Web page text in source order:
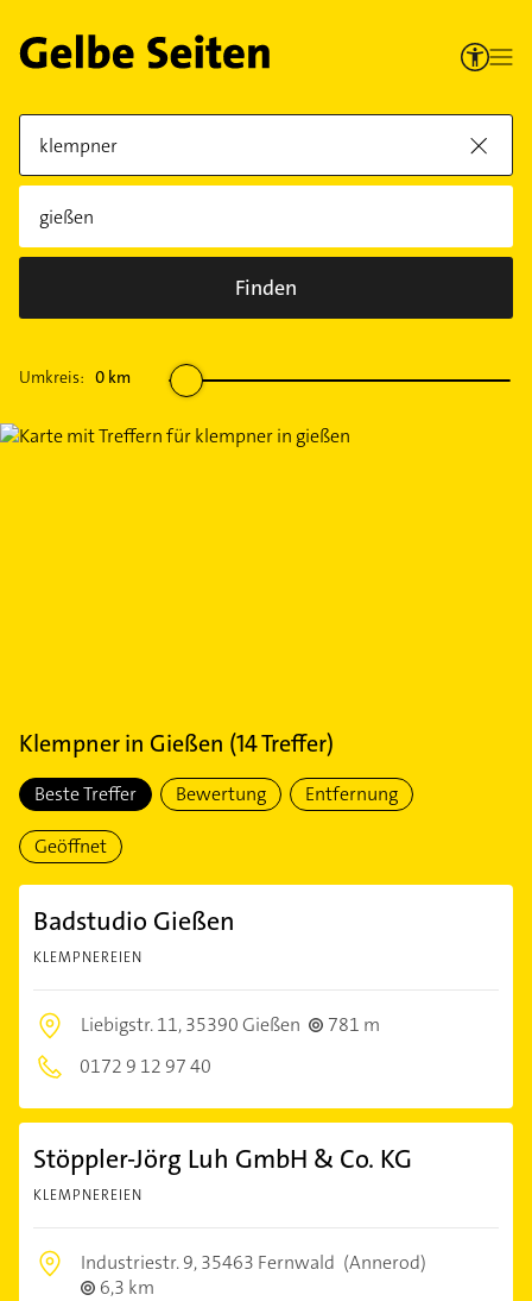
Finden
Umkreis: 0 km
Klempnerin Gießen (14Treffer)
Beste Treffer Bewertung Entfernung
Geöffnet
Badstudio Gießen
KLEMPNEREIEN
Liebigstr. 11,35390 Gießen
781 m
0172 9 12 97 40
Stöppler-Jörg Luh GmbH & Co. KG
KLEMPNEREIEN
Industriestr. 9,35463 Fernwald (Annerod)
6,3 km